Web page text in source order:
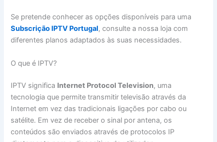
Se pretende conhecer as opções disponíveis para uma
Subscrição IPTV Portugal, consulte a nossa loja com
diferentes planos adaptados às suas necessidades.
O que é IPTV?
IPTV significa Internet Protocol Television, uma
tecnologia que permite transmitir televisão através da
Internet em vez das tradicionais ligações por cabo ou
satélite. Em vez de receber o sinal por antena, os
conteúdos são enviados através de protocolos IP